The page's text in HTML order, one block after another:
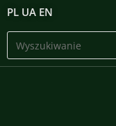
PL UA EN